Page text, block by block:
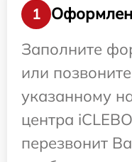
1
Заполните
или
указанному
центра
перезвонит